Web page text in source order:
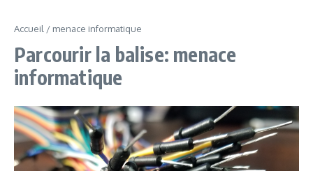
Accueil / menace informatique
Parcourir la balise: menace
informatique